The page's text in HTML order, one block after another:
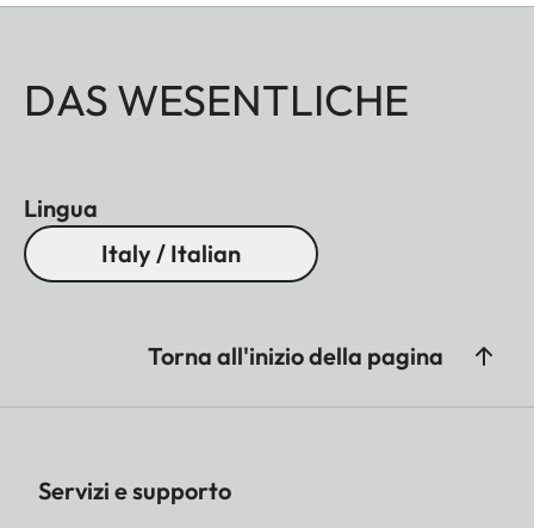
DAS WESENTLICHE
Lingua
Italy / Italian
Torna all'inizio della pagina
Servizi e supporto